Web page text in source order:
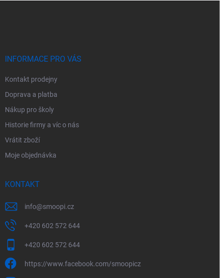
INFORMACE PRO VÁS
Kontakt prodejny
Doprava a platba
Nákup pro školy
Historie firmy a víc o nás
Vrátit zboží
Moje objednávka
KONTAKT
info@smoopi.cz
+420 602 572 644
+420 602 572 644
https://www.facebook.com/smoopicz